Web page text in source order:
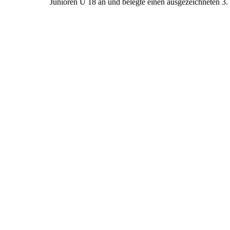
Junioren U 18 an und belegte einen ausgezeichneten 3.